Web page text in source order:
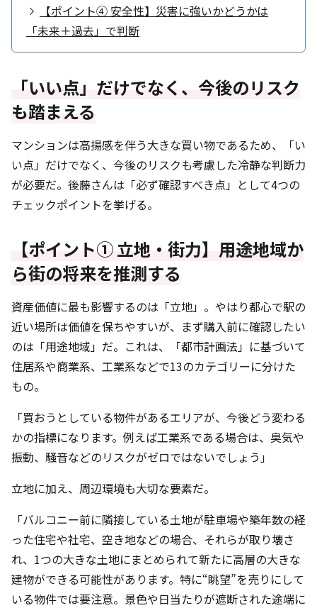
【ポイント④ 安全性】災害に強いかどうかは
「未来＋過去」で判断
「いい点」だけでなく、今後のリスク
も踏まえる
マンションは高揚感を伴う大きな買い物であるため、「い
い点」だけでなく、今後のリスクも考慮した冷静な判断力
が必要だ。後藤さんは「必ず確認すべき点」として4つの
チェックポイントを挙げる。
【ポイント① 立地・街力】用途地域か
ら街の将来を推測する
資産価値に最も影響するのは「立地」。やはり都心で駅の
近い場所は価値を保ちやすいが、まず購入前に確認したい
のは「用途地域」だ。これは、「都市計画法」に基づいて
住居系や商業系、工業系などで13のカテゴリーに分けた
もの。
「買おうとしている物件があるエリアが、今後どう変わる
かの指標になります。例えば工業系である場合は、臭気や
振動、騒音などのリスクがゼロではないでしょう」
立地に加え、周辺環境も大切な要素だ。
「バルコニー前に隣接している土地が駐車場や築年数の経
った住宅や社宅、空き地などの場合、それらが取り壊さ
れ、1つの大きな土地にまとめられて新たに高層の大きな
建物ができる可能性があります。特に“眺望”を売りにして
いる物件では要注意。景色や日当たりが遮断された途端に